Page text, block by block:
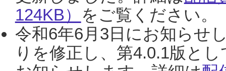
124KB） をご覧ください。
令和6年6月3日にお知らせ
りを修正し、第4.0.1版と